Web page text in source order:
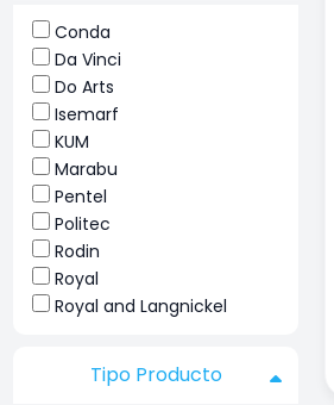
Conda
Da Vinci
Do Arts
Isemarf
KUM
Marabu
Pentel
Politec
Rodin
Royal
Royal and Langnickel
Tipo Producto